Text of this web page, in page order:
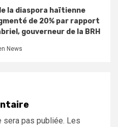
la diaspora haïtienne
de 20% par rapport
gouverneur de la BRH
News
sera pas publiée. Les